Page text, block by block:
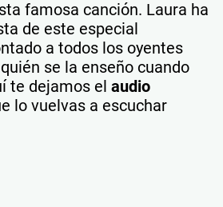
famosa canción. Laura ha
de este especial
a todos los oyentes
se la enseño cuando
te dejamos el audio
lo vuelvas a escuchar